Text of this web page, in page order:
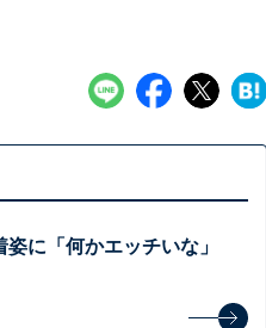
に「何かエッチいな」